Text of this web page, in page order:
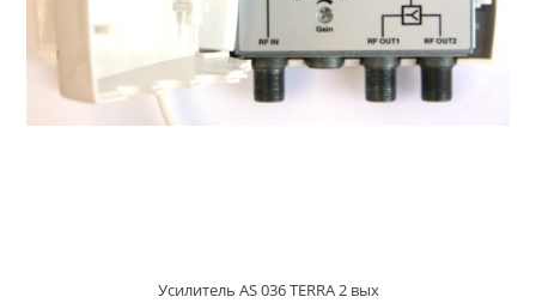
Усилитель AS 036 TERRA 2 вых